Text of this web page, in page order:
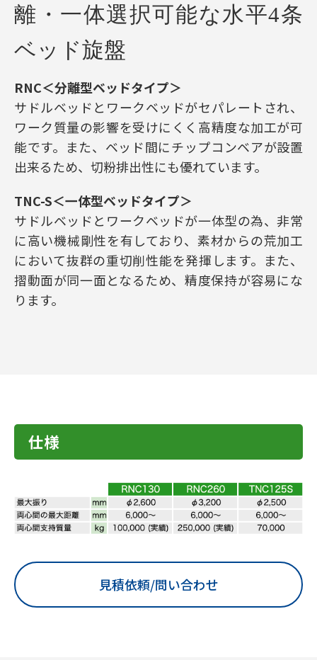
離・一体選択可能な水平4条
ベッド旋盤
RNC＜分離型ベッドタイプ＞
サドルベッドとワークベッドがセパレートされ、
ワーク質量の影響を受けにくく高精度な加工が可
能です。また、ベッド間にチップコンベアが設置
出来るため、切粉排出性にも優れています。
TNC-S＜一体型ベッドタイプ＞
サドルベッドとワークベッドが一体型の為、非常
に高い機械剛性を有しており、素材からの荒加工
において抜群の重切削性能を発揮します。また、
摺動面が同一面となるため、精度保持が容易にな
ります。
仕様
見積依頼/問い合わせ